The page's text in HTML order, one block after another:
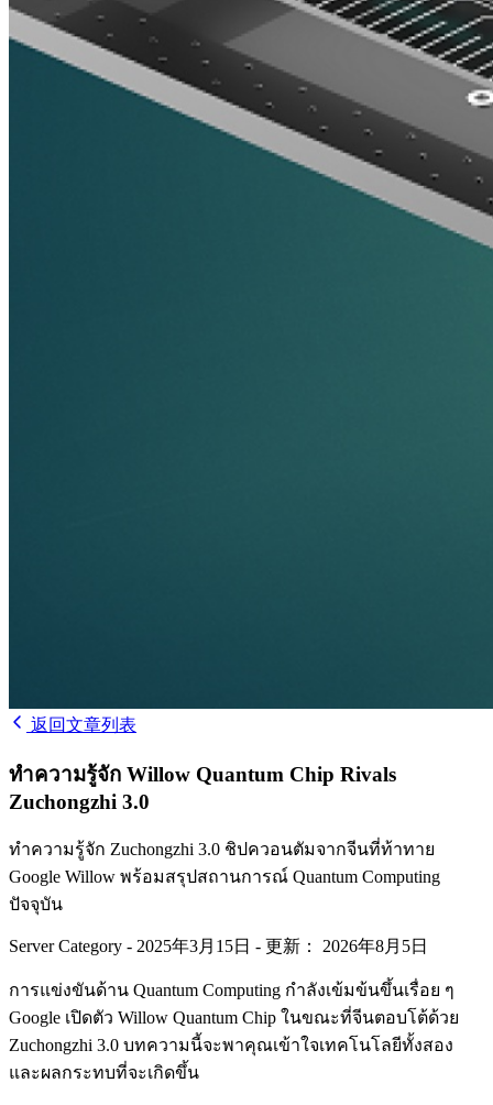
返回文章列表
ทำความรู้จัก Willow Quantum Chip Rivals
Zuchongzhi 3.0
ทำความรู้จัก Zuchongzhi 3.0 ชิปควอนตัมจากจีนที่ท้าทาย
Google Willow พร้อมสรุปสถานการณ์ Quantum Computing
ปัจจุบัน
Server Category - 2025年3月15日 - 更新： 2026年8月5日
การแข่งขันด้าน Quantum Computing กำลังเข้มข้นขึ้นเรื่อย ๆ
Google เปิดตัว Willow Quantum Chip ในขณะที่จีนตอบโต้ด้วย
Zuchongzhi 3.0 บทความนี้จะพาคุณเข้าใจเทคโนโลยีทั้งสอง
และผลกระทบที่จะเกิดขึ้น